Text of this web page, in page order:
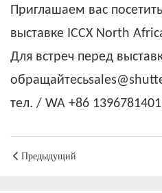
Приглашаем вас
выставке ICCX North
Для встреч перед
тел. / WA +86
Предыдущий